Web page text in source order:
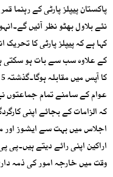
پاکستان پیپلز پارٹی کے رہنما
نئے بلاول بھٹو نظر آئیں
کے علاوہ سب سے بات ہو سکتی
عوام کے سامنے تمام جماعتوں
کہ الزامات کے بجائے اپنی
اجلاس میں بہت سے ایشوز اور
اراکین اپنی رائے دیتے ہیں۔پی
وقت میں خارجہ امور کی ذمہ